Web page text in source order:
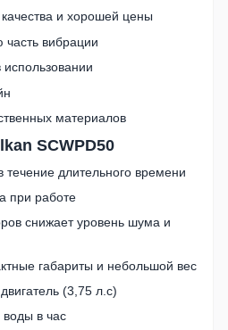
и хорошей цены
вибрации
материалов
SCWPD50
течение длительного времени
при работе
снижает уровень шума и
габариты и небольшой вес
(3,75 л.с)
воды в час